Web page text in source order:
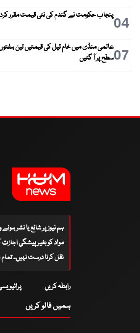
04پنجاب حکومت نے گندم کی نئی قیمت مقرر
07عالمی منڈی میں خام تیل کی قیمتیں تین
سطح پر آ گئیں
ہم نیوز پر شائع یا نشر
مواد کو بغیر پیشگی
نقل کرنا درست نہیں۔ تمام
رابطہ کریں
ہمیں فالو کریں